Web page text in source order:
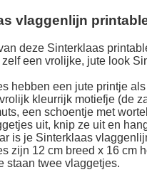
vlaggenlijn
deze Sinterklaas
een vrolijke, jute look
hebben een jute printje
kleurrijk motiefje (de
een schoentje met
uit, knip ze uit en
is je Sinterklaas
zijn 12 cm breed x 16 cm
staan twee vlaggetjes.